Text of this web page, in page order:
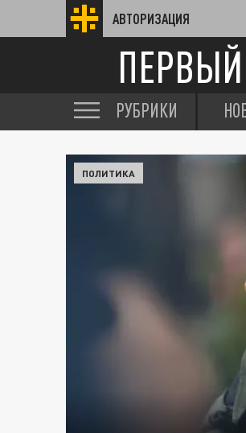
АВТОРИЗАЦИЯ
РУБРИКИ
ПОЛИТИКА